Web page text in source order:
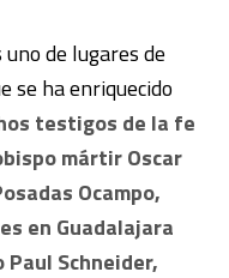
de lugares de
se ha enriquecido
testigos de la fe
mártir Oscar
Ocampo,
en Guadalajara
Schneider,